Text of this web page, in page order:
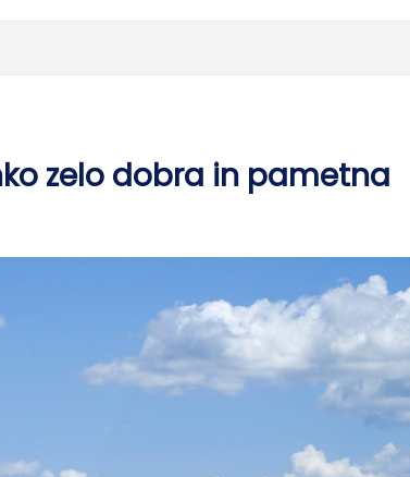
zelo dobra in pametna